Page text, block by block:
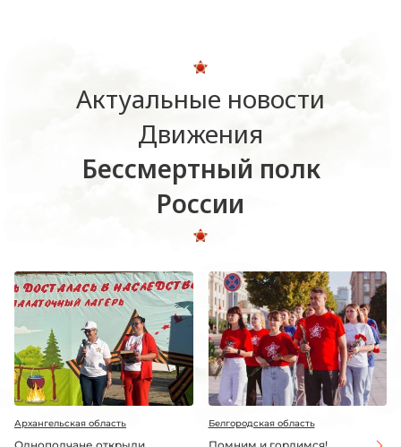
Актуальные новости
Движения
Бессмертный полк
России
Архангельская область Белгородская область